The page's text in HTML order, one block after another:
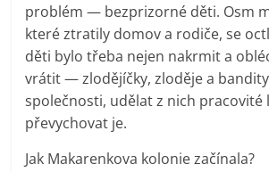
problém — bezprizorné děti. Osm
které ztratily domov a rodiče, se
děti bylo třeba nejen nakrmit a
vrátit — zlodějíčky, zloděje a
společnosti, udělat z nich pracovité
převychovat je.
Jak Makarenkova kolonie začínala?